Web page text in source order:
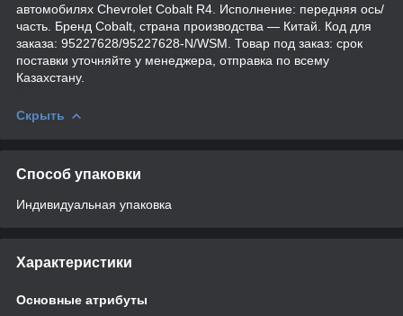
автомобилях Chevrolet Cobalt R4. Исполнение: передняя ось/
часть. Бренд Cobalt, страна производства — Китай. Код для
заказа: 95227628/95227628-N/WSM. Товар под заказ: срок
поставки уточняйте у менеджера, отправка по всему
Казахстану.
Скрыть
Способ упаковки
Индивидуальная упаковка
Характеристики
Основные атрибуты